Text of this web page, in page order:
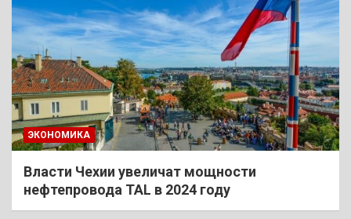
ЭКОНОМИКА
Власти Чехии увеличат мощности
нефтепровода TAL в 2024 году